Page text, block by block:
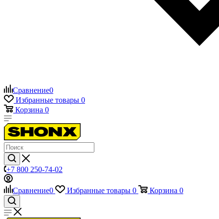
Сравнение0
Избранные товары 0
Корзина 0
+7 800 250-74-02
Сравнение0 Избранные товары 0 Корзина 0